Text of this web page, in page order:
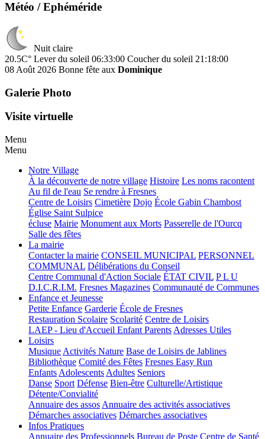
Météo / Ephéméride
Nuit claire
20.5C° Lever du soleil 06:33:00 Coucher du soleil 21:18:00
08 Août 2026 Bonne fête aux Dominique
Galerie Photo
Visite virtuelle
Menu
Menu
Notre Village
À la découverte de notre village Histoire Les noms racontent
Au fil de l'eau Se rendre à Fresnes
Centre de Loisirs Cimetière Dojo École Gabin Chambost
Église Saint Sulpice
écluse Mairie Monument aux Morts Passerelle de l'Ourcq
Salle des fêtes
La mairie
Contacter la mairie CONSEIL MUNICIPAL PERSONNEL
COMMUNAL Délibérations du Conseil
Centre Communal d'Action Sociale ÉTAT CIVIL P L U
D.I.C.R.I.M. Fresnes Magazines Communauté de Communes
Enfance et Jeunesse
Petite Enfance Garderie École de Fresnes
Restauration Scolaire Scolarité Centre de Loisirs
LAEP - Lieu d'Accueil Enfant Parents Adresses Utiles
Loisirs
Musique Activités Nature Base de Loisirs de Jablines
Bibliothèque Comité des Fêtes Fresnes Easy Run
Enfants Adolescents Adultes Seniors
Danse Sport Défense Bien-être Culturelle/Artistique
Détente/Convialité
Annuaire des assos Annuaire des activités associatives
Démarches associatives Démarches associatives
Infos Pratiques
Annuaire des Professionnels Bureau de Poste Centre de Santé